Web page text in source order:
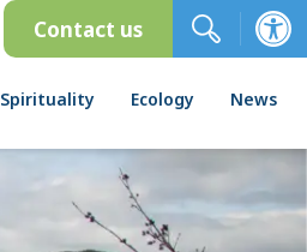
Spirituality Ecology News
Contact us